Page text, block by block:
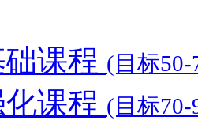
课程 (目标50-
课程 (目标70-